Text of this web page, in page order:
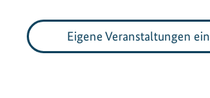
Eigene Veranstaltungen